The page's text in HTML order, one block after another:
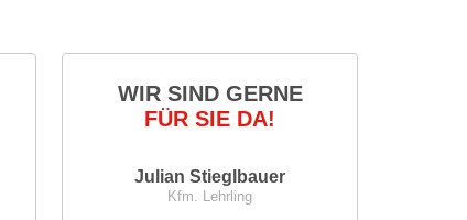
WIR SIND GERNE
FÜR SIE DA!
Julian Stieglbauer
Kfm. Lehrling